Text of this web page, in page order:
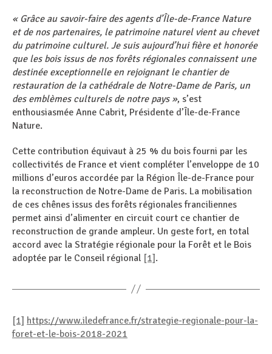
« Grâce au savoir-faire des agents d’Île-de-France Nature
et de nos partenaires, le patrimoine naturel vient au chevet
du patrimoine culturel. Je suis aujourd’hui fière et honorée
que les bois issus de nos forêts régionales connaissent une
destinée exceptionnelle en rejoignant le chantier de
restauration de la cathédrale de Notre-Dame de Paris, un
des emblèmes culturels de notre pays », s’est
enthousiasmée Anne Cabrit, Présidente d’Île-de-France
Nature.
Cette contribution équivaut à 25 % du bois fourni par les
collectivités de France et vient compléter l’enveloppe de 10
millions d’euros accordée par la Région Île-de-France pour
la reconstruction de Notre-Dame de Paris. La mobilisation
de ces chênes issus des forêts régionales franciliennes
permet ainsi d’alimenter en circuit court ce chantier de
reconstruction de grande ampleur. Un geste fort, en total
accord avec la Stratégie régionale pour la Forêt et le Bois
adoptée par le Conseil régional [1].
[1] https://www.iledefrance.fr/strategie-regionale-pour-la-
foret-et-le-bois-2018-2021